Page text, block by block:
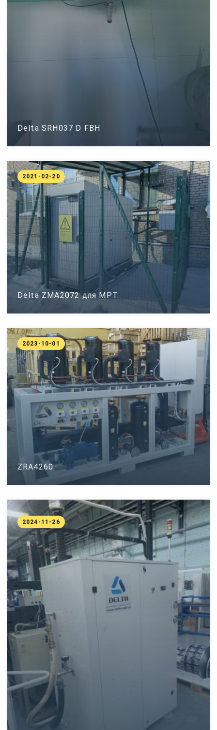
Delta SRH037 D FBH
Delta ZMA2072 для МРТ
2021-02-20
ZRA4260
2023-10-01
2024-11-26